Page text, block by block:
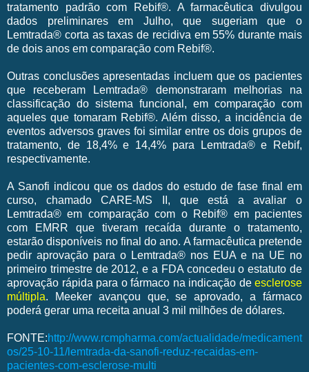
tratamento padrão com Rebif®. A farmacêutica divulgou
dados preliminares em Julho, que sugeriam que o
Lemtrada® corta as taxas de recidiva em 55% durante mais
de dois anos em comparação com Rebif®.
Outras conclusões apresentadas incluem que os pacientes
que receberam Lemtrada® demonstraram melhorias na
classificação do sistema funcional, em comparação com
aqueles que tomaram Rebif®. Além disso, a incidência de
eventos adversos graves foi similar entre os dois grupos de
tratamento, de 18,4% e 14,4% para Lemtrada® e Rebif,
respectivamente.
A Sanofi indicou que os dados do estudo de fase final em
curso, chamado CARE-MS II, que está a avaliar o
Lemtrada® em comparação com o Rebif® em pacientes
com EMRR que tiveram recaída durante o tratamento,
estarão disponíveis no final do ano. A farmacêutica pretende
pedir aprovação para o Lemtrada® nos EUA e na UE no
primeiro trimestre de 2012, e a FDA concedeu o estatuto de
aprovação rápida para o fármaco na indicação de esclerose
múltipla. Meeker avançou que, se aprovado, a fármaco
poderá gerar uma receita anual 3 mil milhões de dólares.
FONTE:http://www.rcmpharma.com/actualidade/medicament
os/25-10-11/lemtrada-da-sanofi-reduz-recaidas-em-
pacientes-com-esclerose-multi